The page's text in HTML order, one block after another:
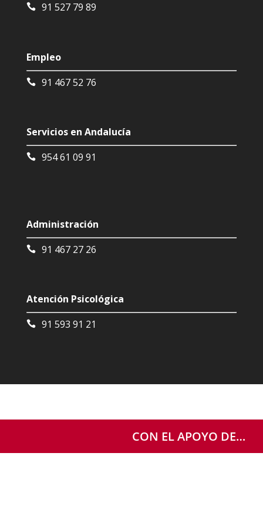
91 527 79 89
Empleo
91 467 52 76
Servicios en Andalucía
954 61 09 91
Administración
91 467 27 26
Atención Psicológica
91 593 91 21
CON EL APOYO DE…